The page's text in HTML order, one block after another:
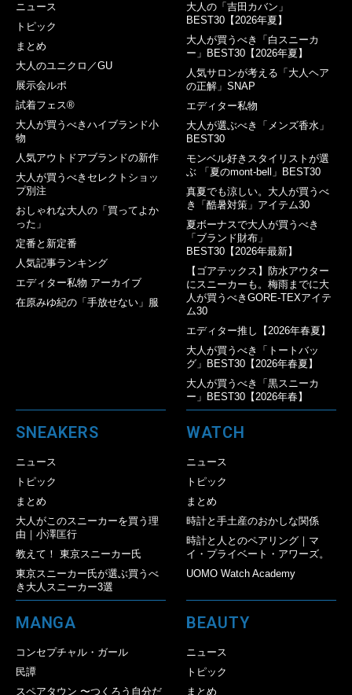
ニュース
トピック
まとめ
大人のユニクロ／GU
展示会ルポ
試着フェス®︎
大人が買うべきハイブランド小
物
人気アウトドアブランドの新作
大人が買うべきセレクトショッ
プ別注
おしゃれな大人の「買ってよか
った」
定番と新定番
人気記事ランキング
エディター私物 アーカイブ
在原みゆ紀の「手放せない」服
大人の「吉田カバン」
BEST30【2026年夏】
大人が買うべき「白スニーカ
ー」BEST30【2026年夏】
人気サロンが考える「大人ヘア
の正解」SNAP
エディター私物
大人が選ぶべき「メンズ香水」
BEST30
モンベル好きスタイリストが選
ぶ 「夏のmont-bell」BEST30
真夏でも涼しい。大人が買うべ
き「酷暑対策」アイテム30
夏ボーナスで大人が買うべき
「ブランド財布」
BEST30【2026年最新】
【ゴアテックス】防水アウター
にスニーカーも。梅雨までに大
人が買うべきGORE-TEXアイテ
ム30
エディター推し【2026年春夏】
大人が買うべき「トートバッ
グ」BEST30【2026年春夏】
大人が買うべき「黒スニーカ
ー」BEST30【2026年春】
SNEAKERS
ニュース
トピック
まとめ
大人がこのスニーカーを買う理
由｜小澤匡行
教えて！ 東京スニーカー氏
東京スニーカー氏が選ぶ買うべ
き大人スニーカー3選
WATCH
ニュース
トピック
まとめ
時計と手土産のおかしな関係
時計と人とのペアリング｜マ
イ・プライベート・アワーズ。
UOMO Watch Academy
MANGA
コンセプチャル・ガール
民譚
スペアタウン 〜つくろう自分だ
BEAUTY
ニュース
トピック
まとめ